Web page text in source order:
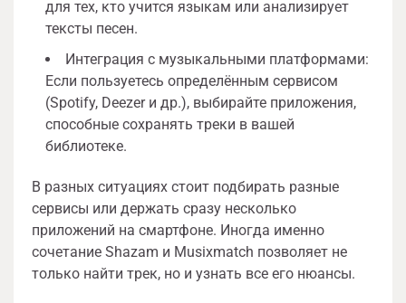
для тех, кто учится языкам или анализирует
тексты песен.
Интеграция с музыкальными платформами:
Если пользуетесь определённым сервисом
(Spotify, Deezer и др.), выбирайте приложения,
способные сохранять треки в вашей
библиотеке.
В разных ситуациях стоит подбирать разные
сервисы или держать сразу несколько
приложений на смартфоне. Иногда именно
сочетание Shazam и Musixmatch позволяет не
только найти трек, но и узнать все его нюансы.